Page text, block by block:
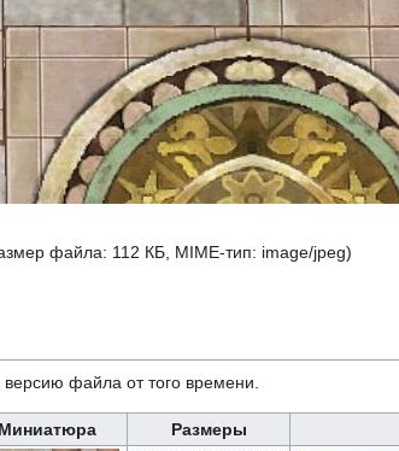
файла: 112 КБ, MIME-тип: image/jpeg)
файла от того времени.
Миниатюра Размеры